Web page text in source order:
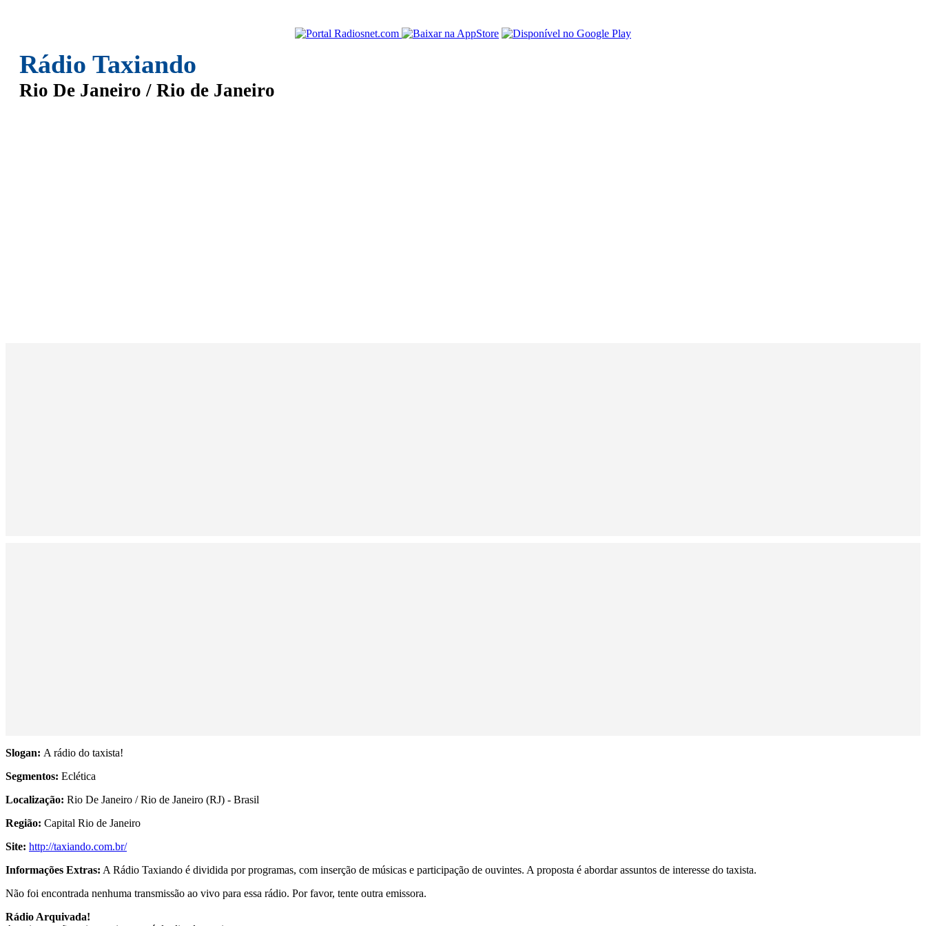
Rádio Taxiando
Rio De Janeiro / Rio de Janeiro
Slogan: A rádio do taxista!
Segmentos: Eclética
Localização: Rio De Janeiro / Rio de Janeiro (RJ) - Brasil
Região: Capital Rio de Janeiro
Site: http://taxiando.com.br/
Informações Extras: A Rádio Taxiando é dividida por programas, com inserção de músicas e participação de ouvintes. A proposta é abordar assuntos de interesse do taxista.
Não foi encontrada nenhuma transmissão ao vivo para essa rádio. Por favor, tente outra emissora.
Rádio Arquivada!